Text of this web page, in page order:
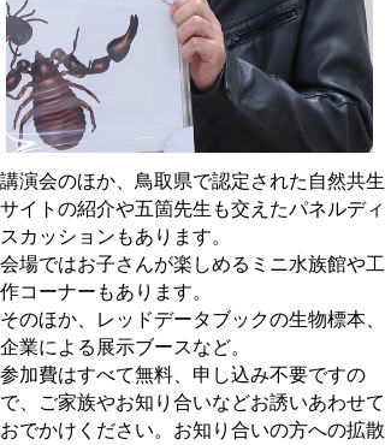
講演会のほか、鳥取県で認定された自然共生
サイトの紹介や五箇先生も交えたパネルディ
スカッションもあります。
会場ではお子さんが楽しめるミニ水族館や工
作コーナーもあります。
そのほか、レッドデータブックの生物標本、
企業による展示ブースなど。
参加費はすべて無料、申し込み不要ですの
で、ご家族やお知り合いなどお誘いあわせて
おでかけください。お知り合いの方への拡散